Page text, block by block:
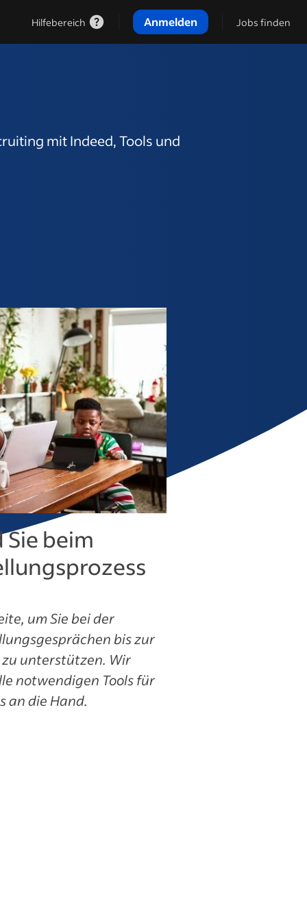
Hilfebereich Anmelden Jobs finden
mit Indeed, Tools und
beim
um Sie bei der
bis zur
unterstützen. Wir
notwendigen Tools für
an die Hand.